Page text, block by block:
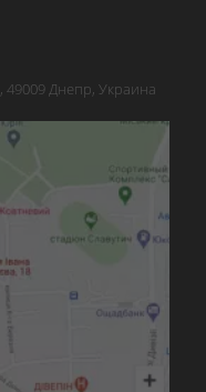
, 49009 Днепр, Украина